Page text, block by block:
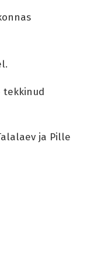
tekkinud
ja Pille